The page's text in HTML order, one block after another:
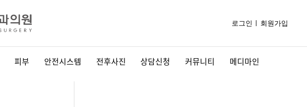
로그인 회원가입
피부 안전시스템 전후사진 상담신청 커뮤니티 메디마인